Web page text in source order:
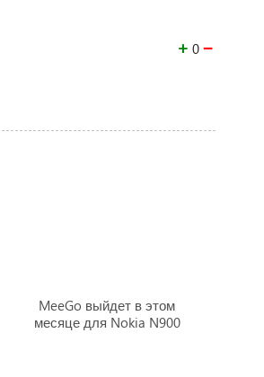
+ 0 −
MeeGo выйдет в этом
месяце для Nokia N900